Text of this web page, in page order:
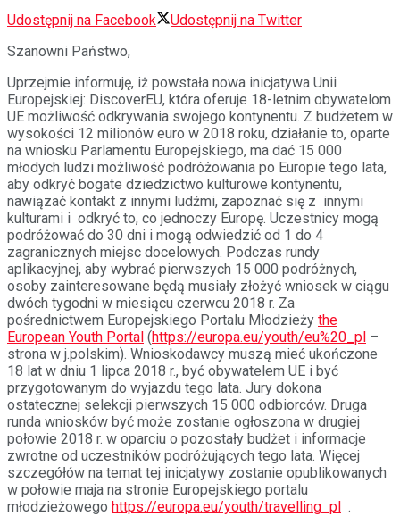
Udostępnij na Facebook
Udostępnij na Twitter
Szanowni Państwo,
Uprzejmie informuję, iż powstała nowa inicjatywa Unii
Europejskiej: DiscoverEU, która oferuje 18-letnim obywatelom
UE możliwość odkrywania swojego kontynentu. Z budżetem w
wysokości 12 milionów euro w 2018 roku, działanie to, oparte
na wniosku Parlamentu Europejskiego, ma dać 15 000
młodych ludzi możliwość podróżowania po Europie tego lata,
aby odkryć bogate dziedzictwo kulturowe kontynentu,
nawiązać kontakt z innymi ludźmi, zapoznać się z innymi
kulturami i odkryć to, co jednoczy Europę. Uczestnicy mogą
podróżować do 30 dni i mogą odwiedzić od 1 do 4
zagranicznych miejsc docelowych. Podczas rundy
aplikacyjnej, aby wybrać pierwszych 15 000 podróżnych,
osoby zainteresowane będą musiały złożyć wniosek w ciągu
dwóch tygodni w miesiącu czerwcu 2018 r. Za
pośrednictwem Europejskiego Portalu Młodzieży the
European Youth Portal (https://europa.eu/youth/eu%20_pl –
strona w j.polskim). Wnioskodawcy muszą mieć ukończone
18 lat w dniu 1 lipca 2018 r., być obywatelem UE i być
przygotowanym do wyjazdu tego lata. Jury dokona
ostatecznej selekcji pierwszych 15 000 odbiorców. Druga
runda wniosków być może zostanie ogłoszona w drugiej
połowie 2018 r. w oparciu o pozostały budżet i informacje
zwrotne od uczestników podróżujących tego lata. Więcej
szczegółów na temat tej inicjatywy zostanie opublikowanych
w połowie maja na stronie Europejskiego portalu
młodzieżowego https://europa.eu/youth/travelling_pl .